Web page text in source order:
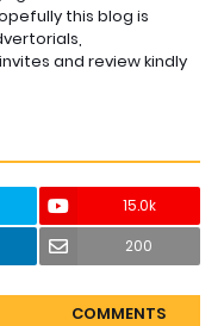
this blog is
and review kindly
15.0k
200
COMMENTS